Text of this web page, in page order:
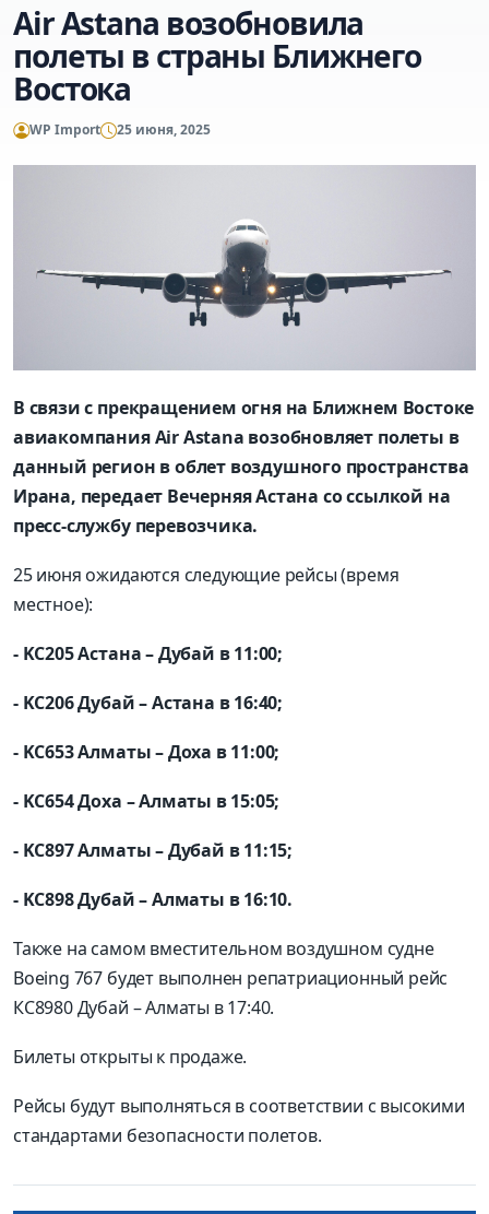
Air Astana возобновила
полеты в страны Ближнего
Востока
WP Import 25 июня, 2025
В связи с прекращением огня на Ближнем Востоке
авиакомпания Air Astana возобновляет полеты в
данный регион в облет воздушного пространства
Ирана, передает Вечерняя Астана со ссылкой на
пресс-службу перевозчика.
25 июня ожидаются следующие рейсы (время
местное):
- KC205 Астана – Дубай в 11:00;
- KC206 Дубай – Астана в 16:40;
- KC653 Алматы – Доха в 11:00;
- KC654 Доха – Алматы в 15:05;
- KC897 Алматы – Дубай в 11:15;
- KC898 Дубай – Алматы в 16:10.
Также на самом вместительном воздушном судне
Boeing 767 будет выполнен репатриационный рейс
КС8980 Дубай – Алматы в 17:40.
Билеты открыты к продаже.
Рейсы будут выполняться в соответствии с высокими
стандартами безопасности полетов.